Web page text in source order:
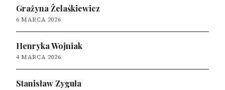
Grażyna Żelaśkiewicz
6 MARCA 2026
Henryka Wojniak
4 MARCA 2026
Stanisław Zyguła